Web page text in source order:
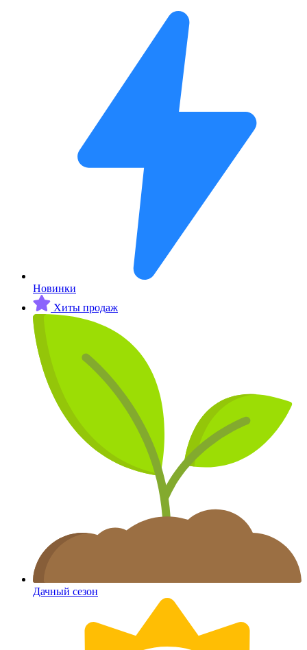
Новинки
Хиты продаж
Дачный сезон